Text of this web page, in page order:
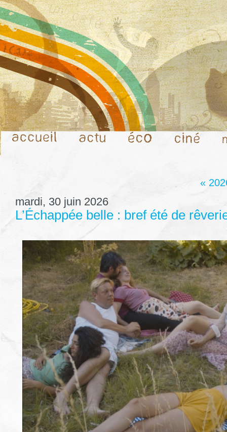
«
mardi, 30 juin 2026
L’Échappée belle : bref été de